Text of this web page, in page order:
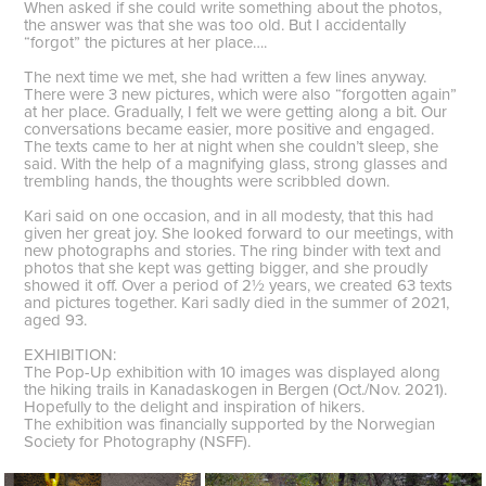
When asked if she could write something about the photos,
the answer was that she was too old. But I accidentally
“forgot” the pictures at her place….
The next time we met, she had written a few lines anyway.
There were 3 new pictures, which were also “forgotten again”
at her place. Gradually, I felt we were getting along a bit. Our
conversations became easier, more positive and engaged.
The texts came to her at night when she couldn’t sleep, she
said. With the help of a magnifying glass, strong glasses and
trembling hands, the thoughts were scribbled down.
Kari said on one occasion, and in all modesty, that this had
given her great joy. She looked forward to our meetings, with
new photographs and stories. The ring binder with text and
photos that she kept was getting bigger, and she proudly
showed it off. Over a period of 2½ years, we created 63 texts
and pictures together. Kari sadly died in the summer of 2021,
aged 93.
EXHIBITION:
The Pop-Up exhibition with 10 images was displayed along
the hiking trails in Kanadaskogen in Bergen (Oct./Nov. 2021).
Hopefully to the delight and inspiration of hikers.
The exhibition was financially supported by the Norwegian